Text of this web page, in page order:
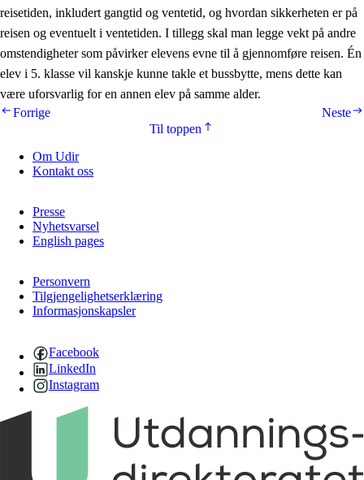
reisetiden, inkludert gangtid og ventetid, og hvordan sikkerheten er på
reisen og eventuelt i ventetiden. I tillegg skal man legge vekt på andre
omstendigheter som påvirker elevens evne til å gjennomføre reisen. Én
elev i 5. klasse vil kanskje kunne takle et bussbytte, mens dette kan
være uforsvarlig for en annen elev på samme alder.
Neste
Forrige
Til toppen
Om Udir
Kontakt oss
Presse
Nyhetsvarsel
English pages
Personvern
Tilgjengelighetserklæring
Informasjonskapsler
Facebook
LinkedIn
Instagram